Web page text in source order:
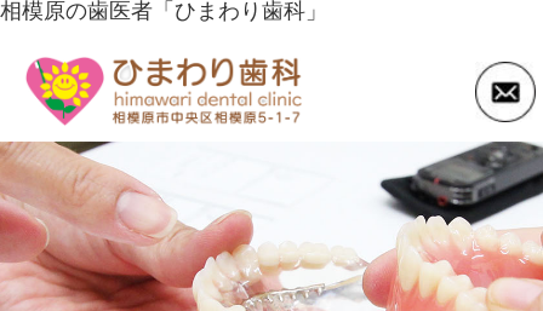
相模原の歯医者「ひまわり歯科」